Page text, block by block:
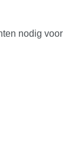
nodig voor